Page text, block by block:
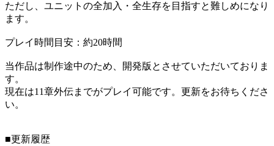
ただし、ユニットの全加入・全生存を目指すと難しめになり
ます。
プレイ時間目安：約20時間
当作品は制作途中のため、開発版とさせていただいておりま
す。
現在は11章外伝までがプレイ可能です。更新をお待ちくださ
い。
■更新履歴